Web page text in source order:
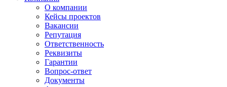
О компании
Кейсы проектов
Вакансии
Репутация
Ответственность
Реквизиты
Гарантии
Вопрос-ответ
Документы